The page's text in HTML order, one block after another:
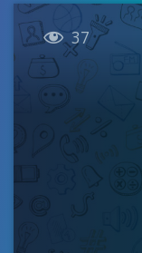
 37